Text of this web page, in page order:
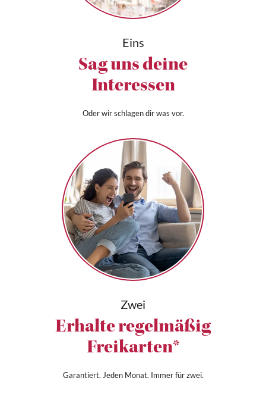
Eins
Sag uns deine
Interessen
Oder wir schlagen dir was vor.
Zwei
Erhalte regelmäßig
Freikarten*
Garantiert. Jeden Monat. Immer für zwei.